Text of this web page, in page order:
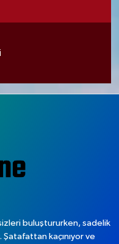
buluştururken, sadelik
kaçınıyor ve